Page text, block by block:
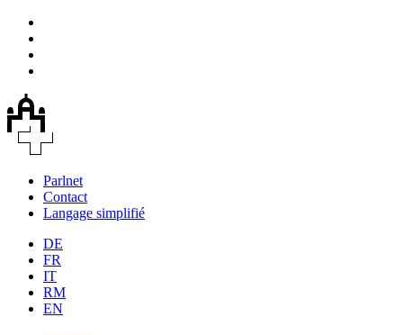
Parlnet
Contact
Langage simplifié
DE
FR
IT
RM
EN